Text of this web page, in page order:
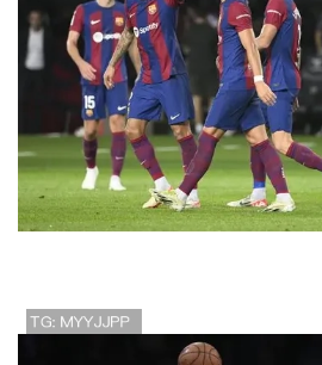
深度解析巴萨当前困境
势全面预